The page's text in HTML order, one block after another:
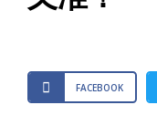
FACEBOOK